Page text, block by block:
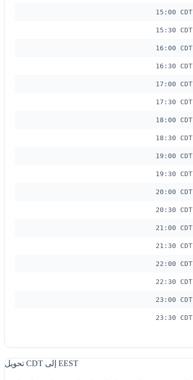
15:00 CDT
15:30 CDT
16:00 CDT
16:30 CDT
17:00 CDT
17:30 CDT
18:00 CDT
18:30 CDT
19:00 CDT
19:30 CDT
20:00 CDT
20:30 CDT
21:00 CDT
21:30 CDT
22:00 CDT
22:30 CDT
23:00 CDT
23:30 CDT
تحويل CDT إلى EEST